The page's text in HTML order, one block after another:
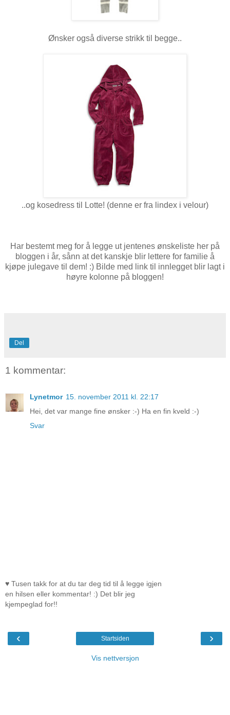
Ønsker også diverse strikk til begge..
..og kosedress til Lotte! (denne er fra lindex i velour)
Har bestemt meg for å legge ut jentenes ønskeliste her på
bloggen i år, sånn at det kanskje blir lettere for familie å
kjøpe julegave til dem! :) Bilde med link til innlegget blir lagt i
høyre kolonne på bloggen!
Del
1 kommentar:
Lynetmor 15. november 2011 kl. 22:17
Hei, det var mange fine ønsker :-) Ha en fin kveld :-)
Svar
♥ Tusen takk for at du tar deg tid til å legge igjen
en hilsen eller kommentar! :) Det blir jeg
kjempeglad for!!
‹ ›
Startsiden
Vis nettversjon